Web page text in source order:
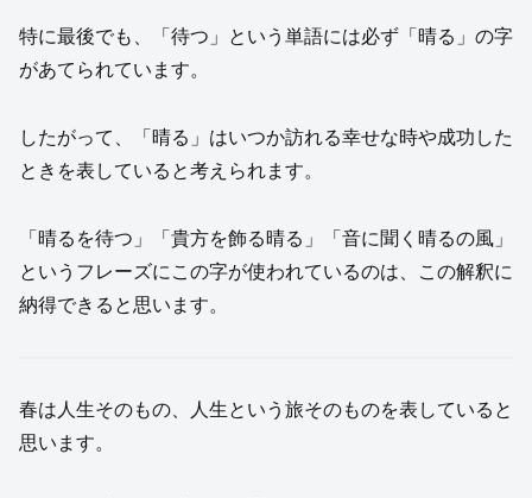
特に最後でも、「待つ」という単語には必ず「晴る」の字
があてられています。
したがって、「晴る」はいつか訪れる幸せな時や成功した
ときを表していると考えられます。
「晴るを待つ」「貴方を飾る晴る」「音に聞く晴るの風」
というフレーズにこの字が使われているのは、この解釈に
納得できると思います。
春は人生そのもの、人生という旅そのものを表していると
思います。